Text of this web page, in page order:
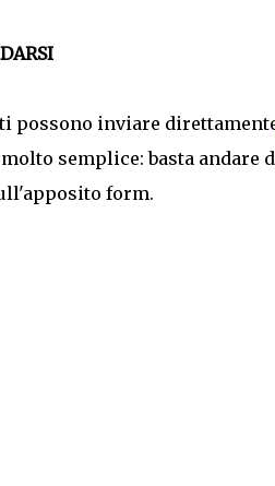
possono inviare
semplice: basta andare
form.